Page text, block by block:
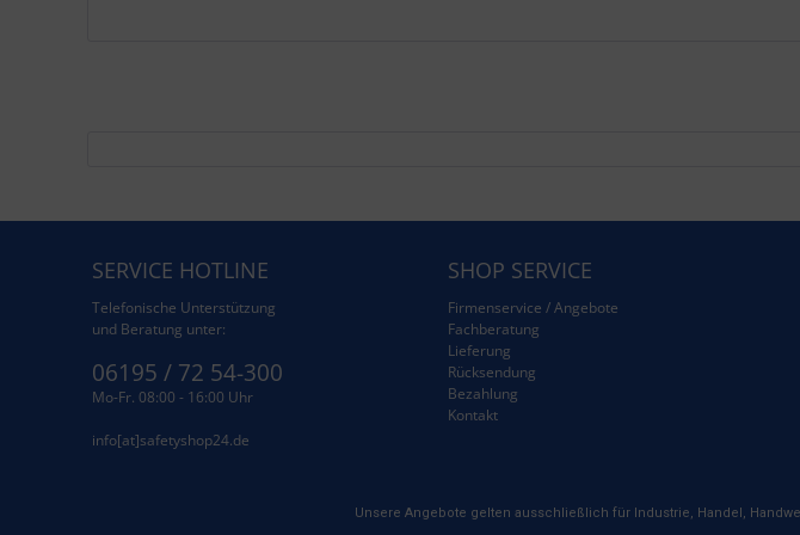
SERVICE HOTLINE
Telefonische Unterstützung
und Beratung unter:
06195 / 72 54-300
Mo-Fr. 08:00 - 16:00 Uhr
info[at]safetyshop24.de
SHOP SERVICE
Firmenservice / Angebote
Fachberatung
Lieferung
Rücksendung
Bezahlung
Kontakt
Unsere Angebote gelten ausschließlich für Industrie, Handel,